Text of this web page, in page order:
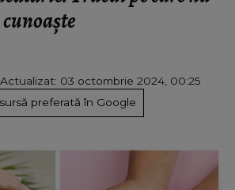
Actualizat: 03 octombrie 2024, 00:25
preferată în Google